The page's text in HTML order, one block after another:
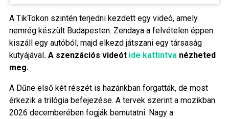
A TikTokon szintén terjedni kezdett egy videó, amely
nemrég készült Budapesten. Zendaya a felvételen éppen
kiszáll egy autóból, majd elkezd játszani egy társaság
kutyájával. A szenzációs videót ide kattintva nézheted
meg.
A Dűne első két részét is hazánkban forgatták, de most
érkezik a trilógia befejezése. A tervek szerint a mozikban
2026 decemberében fogják bemutatni. Nagy a